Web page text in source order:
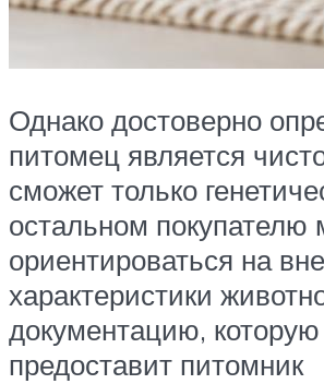
Однако достоверно
питомец является
сможет только
остальном покупателю
ориентироваться на
характеристики
документацию, которую
предоставит питомник